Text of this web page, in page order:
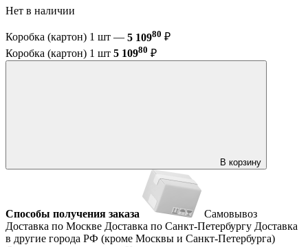
Нет в наличии
Коробка (картон) 1 шт — 5 10980 ₽
Коробка (картон) 1 шт 5 10980 ₽
В корзину
Способы получения заказа
Самовывоз
Доставка по Москве Доставка по Санкт-Петербургу Доставка
в другие города РФ (кроме Москвы и Санкт-Петербурга)